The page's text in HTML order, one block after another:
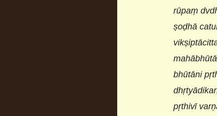
rūpaṃ
ṣoḍhā
bhūtāni
pṛthivī